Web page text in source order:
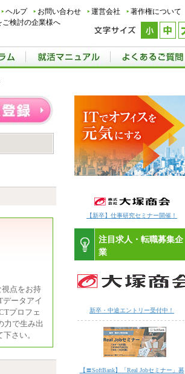
ヘルプ お問い合わせ 運営会社
著作権について
ご検討の企業様へ
点をお持
データアイ
プロフェ
力で生み出
さい。
【新卒】仕事研究セミナー開催！
注目求人・転職募集企
業
新卒・中途エントリー受付中！
【〓SoftBank】「Real Jobセミナー」募